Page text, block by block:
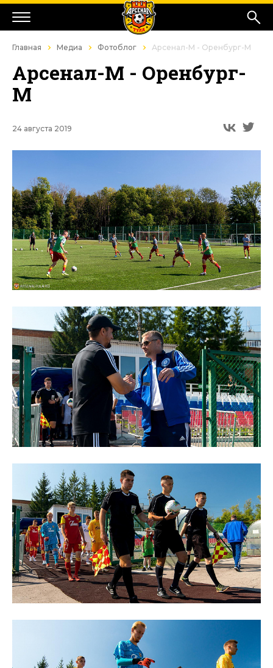
Главная Медиа Фотоблог Арсенал-М - Оренбург-М
Арсенал-М - Оренбург-
М
24 августа 2019